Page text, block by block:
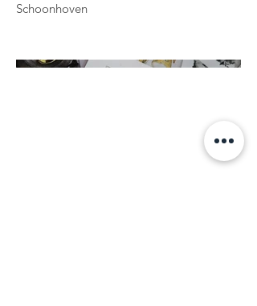
Schoonhoven